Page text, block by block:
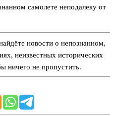
самолете неподалеку от
новости о непознанном,
неизвестных исторических
ничего не пропустить.